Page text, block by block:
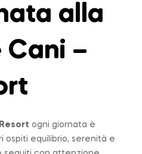
alla
Cani –
ogni giornata è
ospiti equilibrio, serenità e